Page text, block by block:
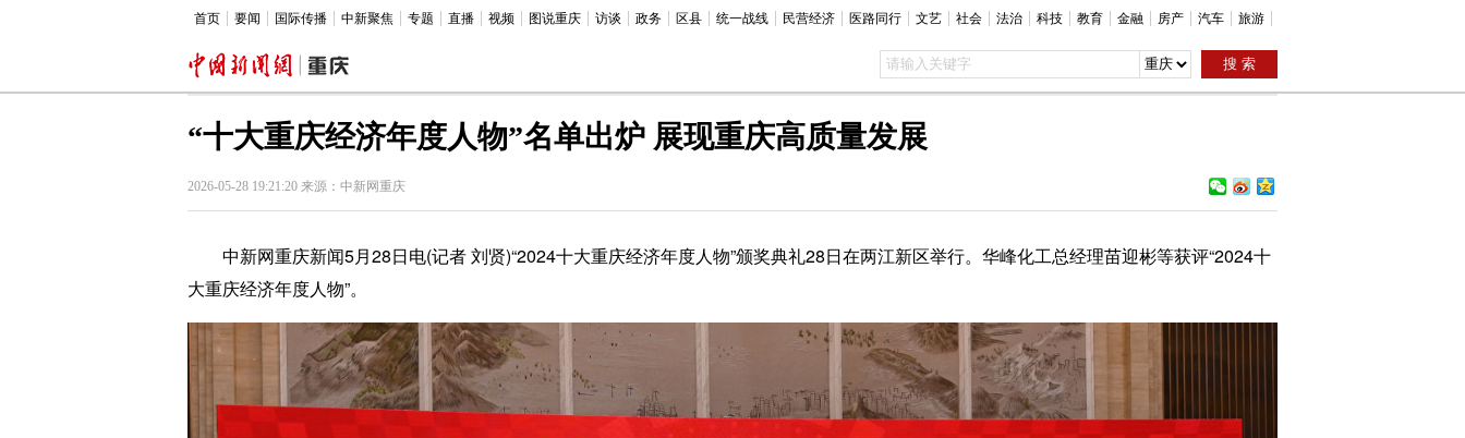
首页 要闻 国际传播 中新聚焦 专题 直播 视频 图说重庆 访谈 政务 区县 统一战线 民营经济 医路同行 文艺 社会 法治 科技 教育 金融 房产 汽车 旅游
“十大重庆经济年度人物”名单出炉 展现重庆高质量发展
2026-05-28 19:21:20 来源：中新网重庆
中新网重庆新闻5月28日电(记者 刘贤)“2024十大重庆经济年度人物”颁奖典礼28日在两江新区举行。华峰化工总经理苗迎彬等获评“2024十
大重庆经济年度人物”。